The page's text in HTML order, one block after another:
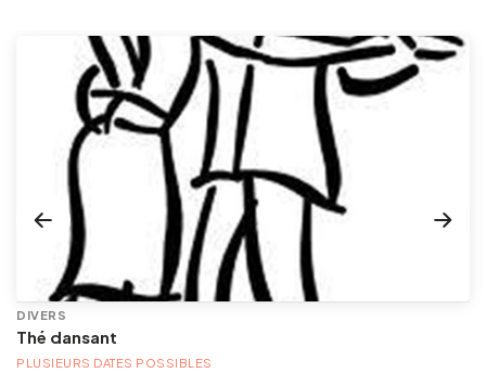
DIVERS
Thé dansant
PLUSIEURS DATES POSSIBLES